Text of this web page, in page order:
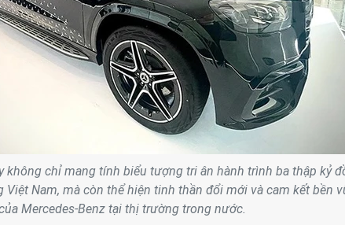
không chỉ mang tính biểu tượng tri ân hành trình ba thập kỷ
Việt Nam, mà còn thể hiện tinh thần đổi mới và cam kết bền
Mercedes-Benz tại thị trường trong nước.